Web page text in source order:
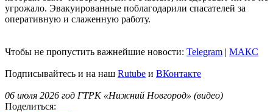
угрожало. Эвакуированные поблагодарили спасателей за
оперативную и слаженную работу.
Чтобы не пропустить важнейшие новости: Telegram | MAКС
Подписывайтесь и на наш Rutube и ВКонтакте
06 июля 2026 год ГТРК «Нижний Новгород» (видео)
Поделиться: